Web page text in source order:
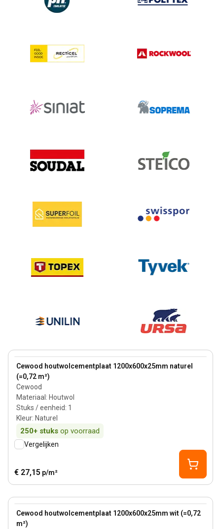
Cewood houtwolcementplaat 1200x600x25mm naturel
(=0,72 m²)
Cewood
Materiaal: Houtwol
Stuks / eenheid: 1
Kleur: Naturel
250+ stuks op voorraad
View product
Vergelijken
€ 27,15 p/m²
Cewood houtwolcementplaat 1200x600x25mm wit (=0,72
m²)
View product